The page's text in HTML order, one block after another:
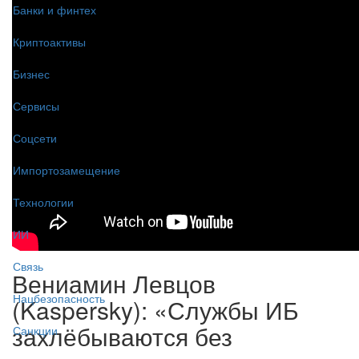
Банки и финтех
Криптоактивы
Бизнес
Сервисы
Соцсети
Импортозамещение
Технологии
ИИ
Связь
Нацбезопасность
Санкции
Вениамин Левцов
(Kaspersky): «Службы ИБ
захлёбываются без